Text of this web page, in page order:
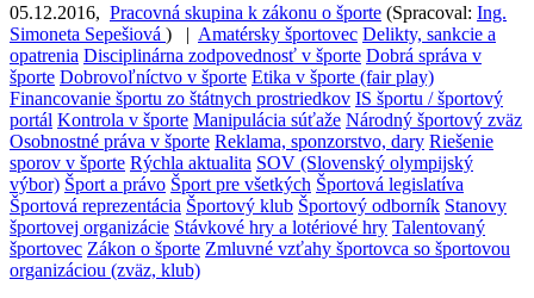
05.12.2016, Pracovná skupina k zákonu o športe (Spracoval: Ing.
Simoneta Sepešiová ) | Amatérsky športovec Delikty, sankcie a
opatrenia Disciplinárna zodpovednosť v športe Dobrá správa v
športe Dobrovoľníctvo v športe Etika v športe (fair play)
Financovanie športu zo štátnych prostriedkov IS športu / športový
portál Kontrola v športe Manipulácia súťaže Národný športový zväz
Osobnostné práva v športe Reklama, sponzorstvo, dary Riešenie
sporov v športe Rýchla aktualita SOV (Slovenský olympijský
výbor) Šport a právo Šport pre všetkých Športová legislatíva
Športová reprezentácia Športový klub Športový odborník Stanovy
športovej organizácie Stávkové hry a lotériové hry Talentovaný
športovec Zákon o športe Zmluvné vzťahy športovca so športovou
organizáciou (zväz, klub)